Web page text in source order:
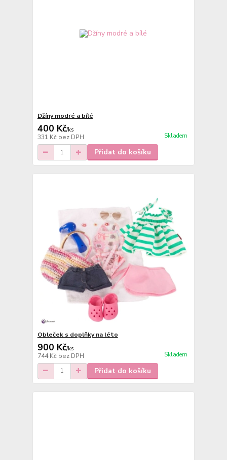
Džíny modré a bílé
400 Kč/ks
331 Kč bez DPH Skladem
Přidat do košíku
Obleček s doplňky na léto
900 Kč/ks
744 Kč bez DPH Skladem
Přidat do košíku